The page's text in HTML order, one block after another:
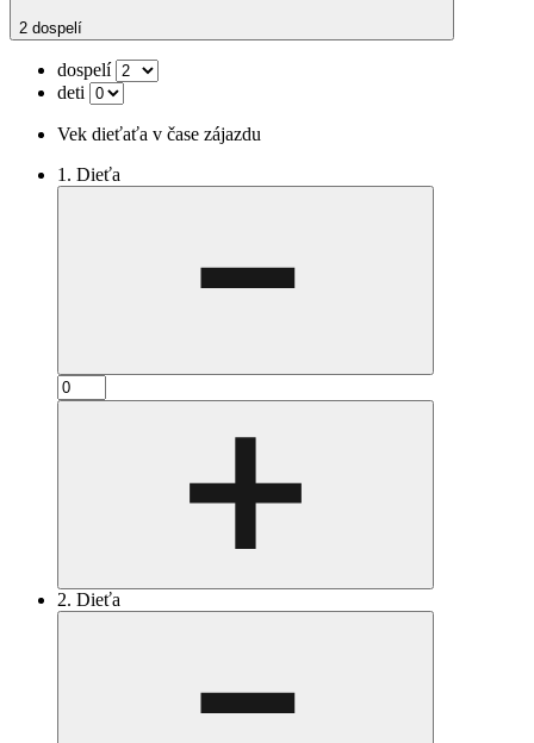
2 dospelí
dospelí
deti
Vek dieťaťa v čase zájazdu
1. Dieťa
2. Dieťa